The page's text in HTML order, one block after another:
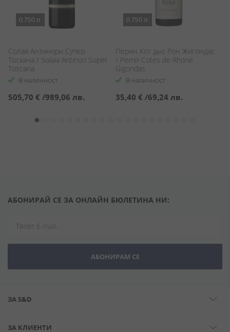
0.750 л.
Солая Антинори Супер
Тоскана / Solaia Antinori Super
Toscana
В наличност
505,70 € /989,06 лв.
0.750 л.
Перин Кот дьо Рон Жигондас
/ Perrin Cotes de Rhone
Gigondas
В наличност
35,40 € /69,24 лв.
АБОНИРАЙ СЕ ЗА ОНЛАЙН БЮЛЕТИНА НИ:
АБОНИРАМ СЕ
ЗА S&D
ЗА КЛИЕНТИ